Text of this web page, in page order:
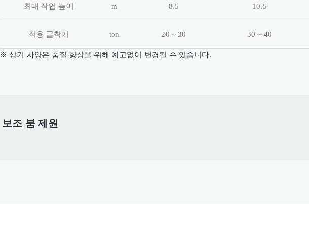
최대 작업 높이 m 8.5 10.5
적용 굴착기 ton 20 ~ 30 30 ~ 40
※ 상기 사양은 품질 향상을 위해 예고없이 변경될 수 있습니다.
보조 붐 제원